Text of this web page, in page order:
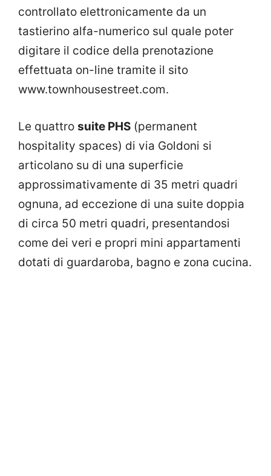
controllato elettronicamente da un
tastierino alfa-numerico sul quale poter
digitare il codice della prenotazione
effettuata on-line tramite il sito
www.townhousestreet.com.
Le quattro suite PHS (permanent
hospitality spaces) di via Goldoni si
articolano su di una superficie
approssimativamente di 35 metri quadri
ognuna, ad eccezione di una suite doppia
di circa 50 metri quadri, presentandosi
come dei veri e propri mini appartamenti
dotati di guardaroba, bagno e zona cucina.